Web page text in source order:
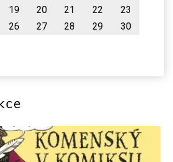
19 20 21 22
23
26 27 28 29
30